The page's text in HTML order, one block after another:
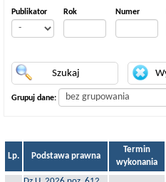
Publikator Rok Numer
Grupuj dane:
Lp. Podstawa prawna
Termin
wykonania